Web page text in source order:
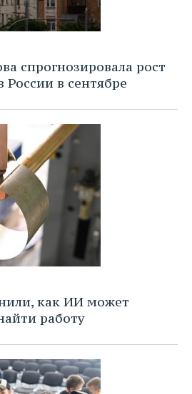
спрогнозировала рост
России в сентябре
как ИИ может
работу